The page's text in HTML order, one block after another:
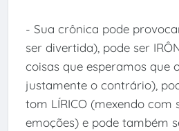
- Sua crônica pode
ser divertida), pode ser
coisas que esperamos que
justamente o contrário),
tom LÍRICO (mexendo com
emoções) e pode também